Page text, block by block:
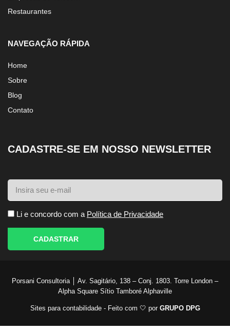
Restaurantes
NAVEGAÇÃO RÁPIDA
Home
Sobre
Blog
Contato
CADASTRE-SE EM NOSSO NEWSLETTER
Li e concordo com a Política de Privacidade
CADASTRAR
Porsani Consultoria │ Av. Sagitário, 138 – Conj. 1803. Torre London –
Alpha Square Sítio Tamboré Alphaville
Sites para contabilidade - Feito com 🤍 por GRUPO DPG